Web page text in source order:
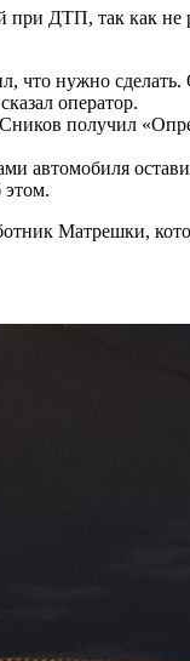
при ДТП, так как
что нужно
оператор.
получил
автомобиля
этом.
Матрешки,